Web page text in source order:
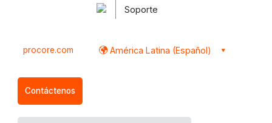
Soporte
procore.com América Latina (Español)
Contáctenos